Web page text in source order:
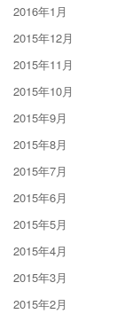
2016年1月
2015年12月
2015年11月
2015年10月
2015年9月
2015年8月
2015年7月
2015年6月
2015年5月
2015年4月
2015年3月
2015年2月